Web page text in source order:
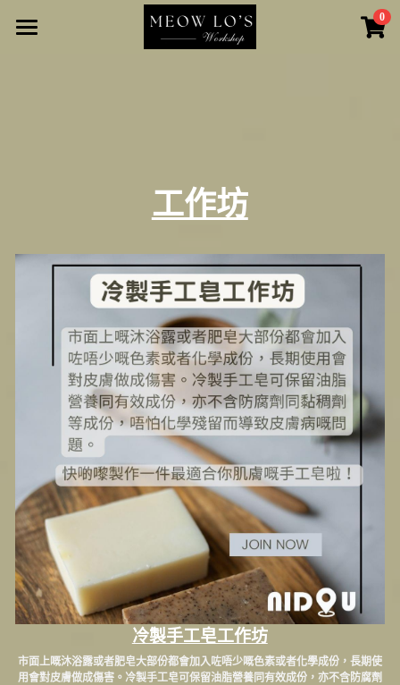
0
Nidou Workspace
Narrow Alley
開始瀏覽
工作坊
冷製手工皂工作坊
市面上嘅沐浴露或者肥皂大部份都會加入咗唔少嘅色素或者化學成份，長期使
用會對皮膚做成傷害。冷製手工皂可保留油脂營養同有效成份，亦不含防腐劑
×
商品分類